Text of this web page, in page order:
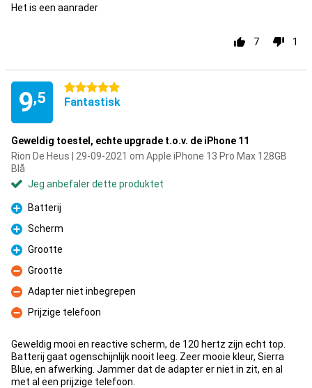
Het is een aanrader
7 1
9,5
5 stjerner
Fantastisk
Geweldig toestel, echte upgrade t.o.v. de iPhone 11
Rion De Heus | 29-09-2021 om Apple iPhone 13 Pro Max 128GB
Blå
Jeg anbefaler dette produktet
Fordel
Batterij
Fordel
Scherm
Fordel
Grootte
Ulempe
Grootte
Ulempe
Adapter niet inbegrepen
Ulempe
Prijzige telefoon
Geweldig mooi en reactive scherm, de 120 hertz zijn echt top.
Batterij gaat ogenschijnlijk nooit leeg. Zeer mooie kleur, Sierra
Blue, en afwerking. Jammer dat de adapter er niet in zit, en al
met al een prijzige telefoon.